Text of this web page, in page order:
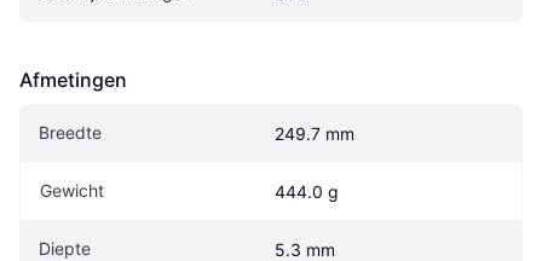
Afmetingen
Breedte 249.7 mm
Gewicht 444.0 g
Diepte 5.3 mm